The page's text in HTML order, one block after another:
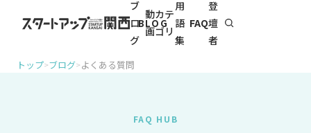
BLOG
ブ
ロ
グ
動
画
カテ
ゴリ
用
語
集
FAQ
登
壇
者
トップ>ブログ>よくある質問
FAQ HUB